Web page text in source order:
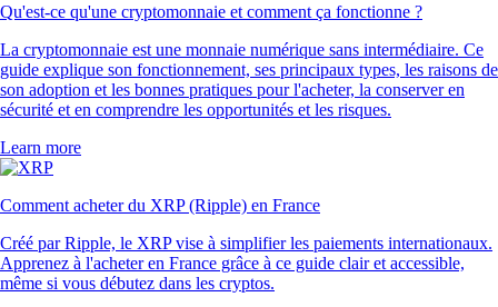
Qu'est-ce qu'une cryptomonnaie et comment ça fonctionne ?
La cryptomonnaie est une monnaie numérique sans intermédiaire. Ce
guide explique son fonctionnement, ses principaux types, les raisons de
son adoption et les bonnes pratiques pour l'acheter, la conserver en
sécurité et en comprendre les opportunités et les risques.
Learn more
Comment acheter du XRP (Ripple) en France
Créé par Ripple, le XRP vise à simplifier les paiements internationaux.
Apprenez à l'acheter en France grâce à ce guide clair et accessible,
même si vous débutez dans les cryptos.